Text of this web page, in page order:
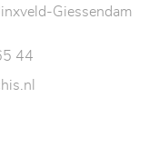
Giessendam
44